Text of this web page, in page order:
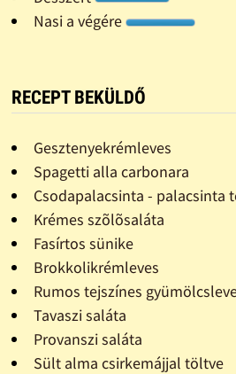
Nasi a végére
RECEPT BEKÜLDŐ
Gesztenyekrémleves
Spagetti alla carbonara
Csodapalacsinta - palacsinta
Krémes szõlõsaláta
Fasírtos sünike
Brokkolikrémleves
Rumos tejszínes
Tavaszi saláta
Provanszi saláta
Sült alma csirkemájjal töltve